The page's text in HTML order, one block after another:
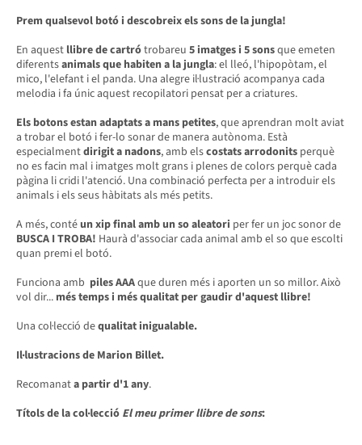
Prem qualsevol botó i descobreix els sons de la jungla!
En aquest llibre de cartrótrobareu 5 imatges i 5sonsque emeten
diferentsanimals que habiten a la jungla: el lleó, l'hipopòtam, el
mico, l'elefant i el panda. Una alegre il·lustració acompanya cada
melodia i fa únic aquest recopilatori pensat per a criatures.
Els botons estan adaptats a mans petites, que aprendran molt aviat
a trobar el botó i fer-lo sonar de manera autònoma. Està
especialmentdirigit a nadons, amb elscostats arrodonits perquè
no es facin mal i imatges molt grans i plenes de colors perquè cada
pàgina li cridi l'atenció. Una combinació perfecta per a introduir els
animals i els seus hàbitats als més petits.
A més, contéun xip final amb un so aleatori per fer un joc sonor de
BUSCA I TROBA! Haurà d'associar cada animal amb el so que escolti
quan premi el botó.
Funciona amb piles AAAque duren més i aporten un so millor. Això
vol dir... més temps i més qualitat per gaudir d'aquest llibre!
Una col·lecció dequalitat inigualable.
Il·lustracions de Marion Billet.
Recomanata partir d'1 any.
Títols de la col·lecció El meu primer llibre de sons: